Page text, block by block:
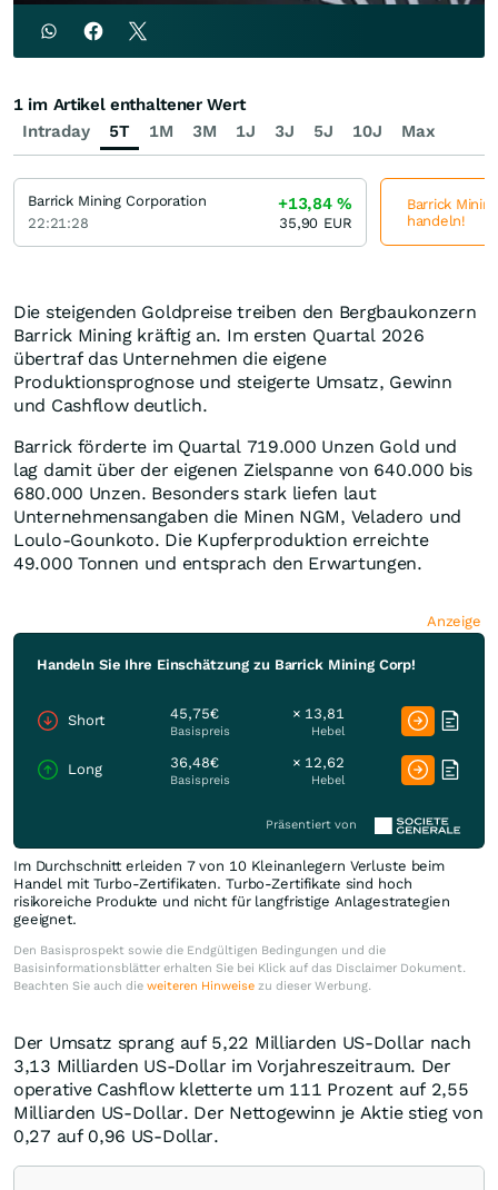
Die steigenden Goldpreise treiben den Bergbaukonzern
Barrick Mining kräftig an. Im ersten Quartal 2026
übertraf das Unternehmen die eigene
Produktionsprognose und steigerte Umsatz, Gewinn
und Cashflow deutlich.
Barrick förderte im Quartal 719.000 Unzen Gold und
lag damit über der eigenen Zielspanne von 640.000 bis
680.000 Unzen. Besonders stark liefen laut
Unternehmensangaben die Minen NGM, Veladero und
Loulo-Gounkoto. Die Kupferproduktion erreichte
49.000 Tonnen und entsprach den Erwartungen.
Anzeige
Handeln Sie Ihre Einschätzung zu Barrick Mining Corp!
Short 45,75€
Basispreis
× 13,81
Hebel
Long 36,48€
Basispreis
× 12,62
Hebel
Präsentiert von
Im Durchschnitt erleiden 7 von 10 Kleinanlegern Verluste beim
Handel mit Turbo-Zertifikaten. Turbo-Zertifikate sind hoch
risikoreiche Produkte und nicht für langfristige Anlagestrategien
geeignet.
Den Basisprospekt sowie die Endgültigen Bedingungen und die
Basisinformationsblätter erhalten Sie bei Klick auf das Disclaimer Dokument.
Beachten Sie auch die weiteren Hinweise zu dieser Werbung.
Der Umsatz sprang auf 5,22 Milliarden US-Dollar nach
3,13 Milliarden US-Dollar im Vorjahreszeitraum. Der
operative Cashflow kletterte um 111 Prozent auf 2,55
Milliarden US-Dollar. Der Nettogewinn je Aktie stieg von
0,27 auf 0,96 US-Dollar.
Intraday 5T 1M 3M 1J 3J 5J 10J Max
1 im Artikel enthaltener Wert
Barrick Mining Corporation
22:21:28
+13,84%
35,90 EUR
Barrick
handeln!